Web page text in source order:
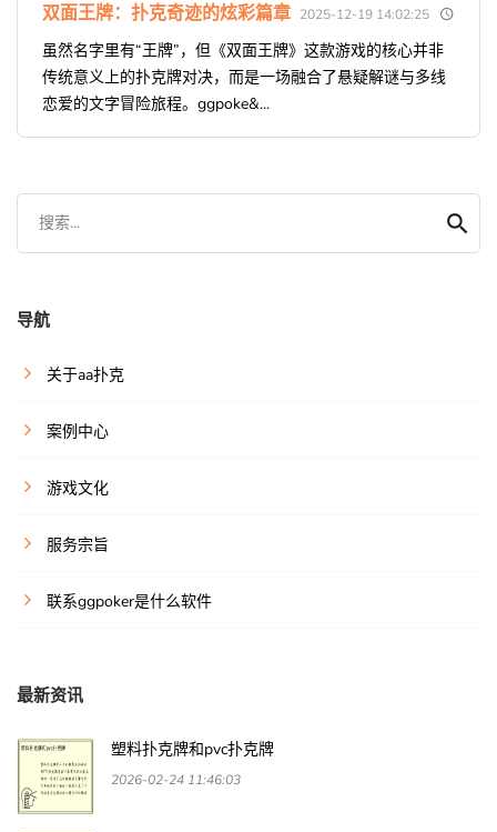
双面王牌：扑克奇迹的炫彩篇章 2025-12-19 14:02:25
虽然名字里有“王牌”，但《双面王牌》这款游戏的核心并非
传统意义上的扑克牌对决，而是一场融合了悬疑解谜与多线
恋爱的文字冒险旅程。ggpoke&...
搜索...
导航
关于aa扑克
案例中心
游戏文化
服务宗旨
联系ggpoker是什么软件
最新资讯
塑料扑克牌和pvc扑克牌
2026-02-24 11:46:03